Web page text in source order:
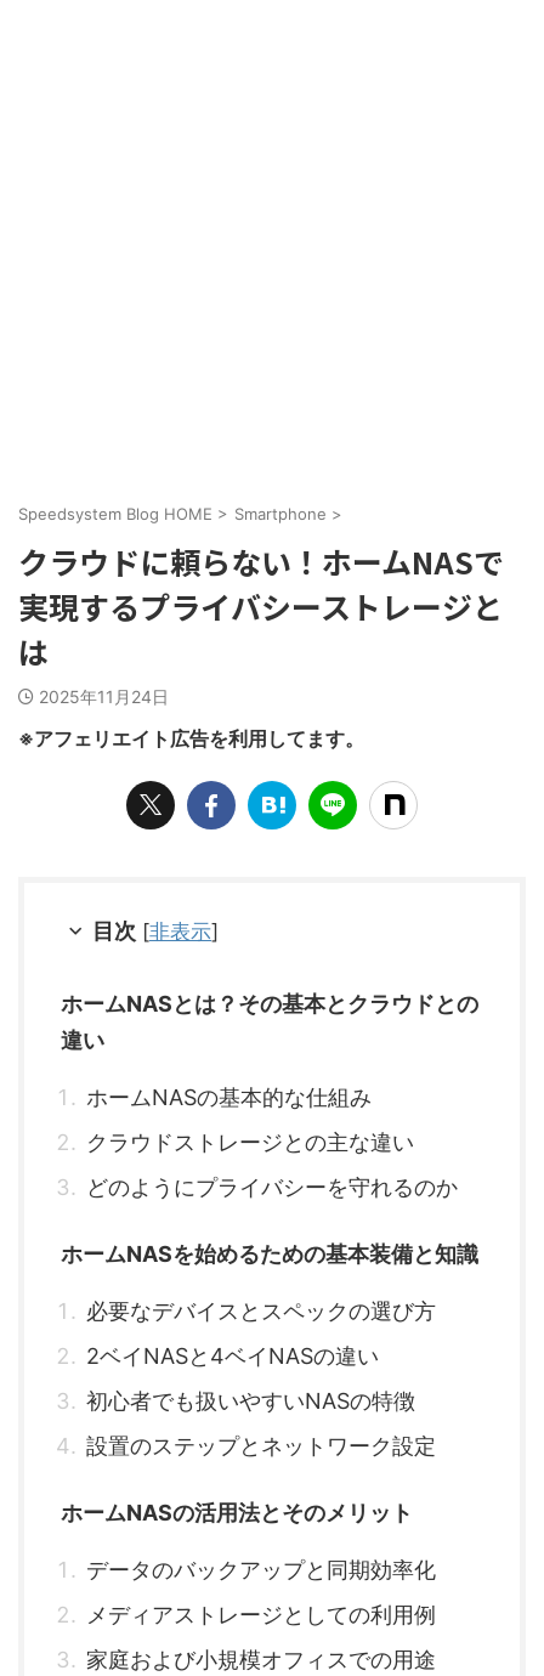
Speedsystem Blog HOME > Smartphone >
クラウドに頼らない！ホームNASで
実現するプライバシーストレージと
は
2025年11月24日
※アフェリエイト広告を利用してます。
目次 [非表示]
ホームNASとは？その基本とクラウドとの
違い
ホームNASの基本的な仕組み
クラウドストレージとの主な違い
どのようにプライバシーを守れるのか
ホームNASを始めるための基本装備と知識
必要なデバイスとスペックの選び方
2ベイNASと4ベイNASの違い
初心者でも扱いやすいNASの特徴
設置のステップとネットワーク設定
ホームNASの活用法とそのメリット
データのバックアップと同期効率化
メディアストレージとしての利用例
家庭および小規模オフィスでの用途